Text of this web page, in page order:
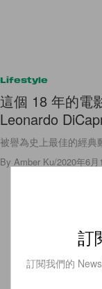
Lifestyle
這個 18 年的電
Leonardo
被譽為史上最佳的經典
By Amber Ku/2020年6月
訂
訂閱我們的